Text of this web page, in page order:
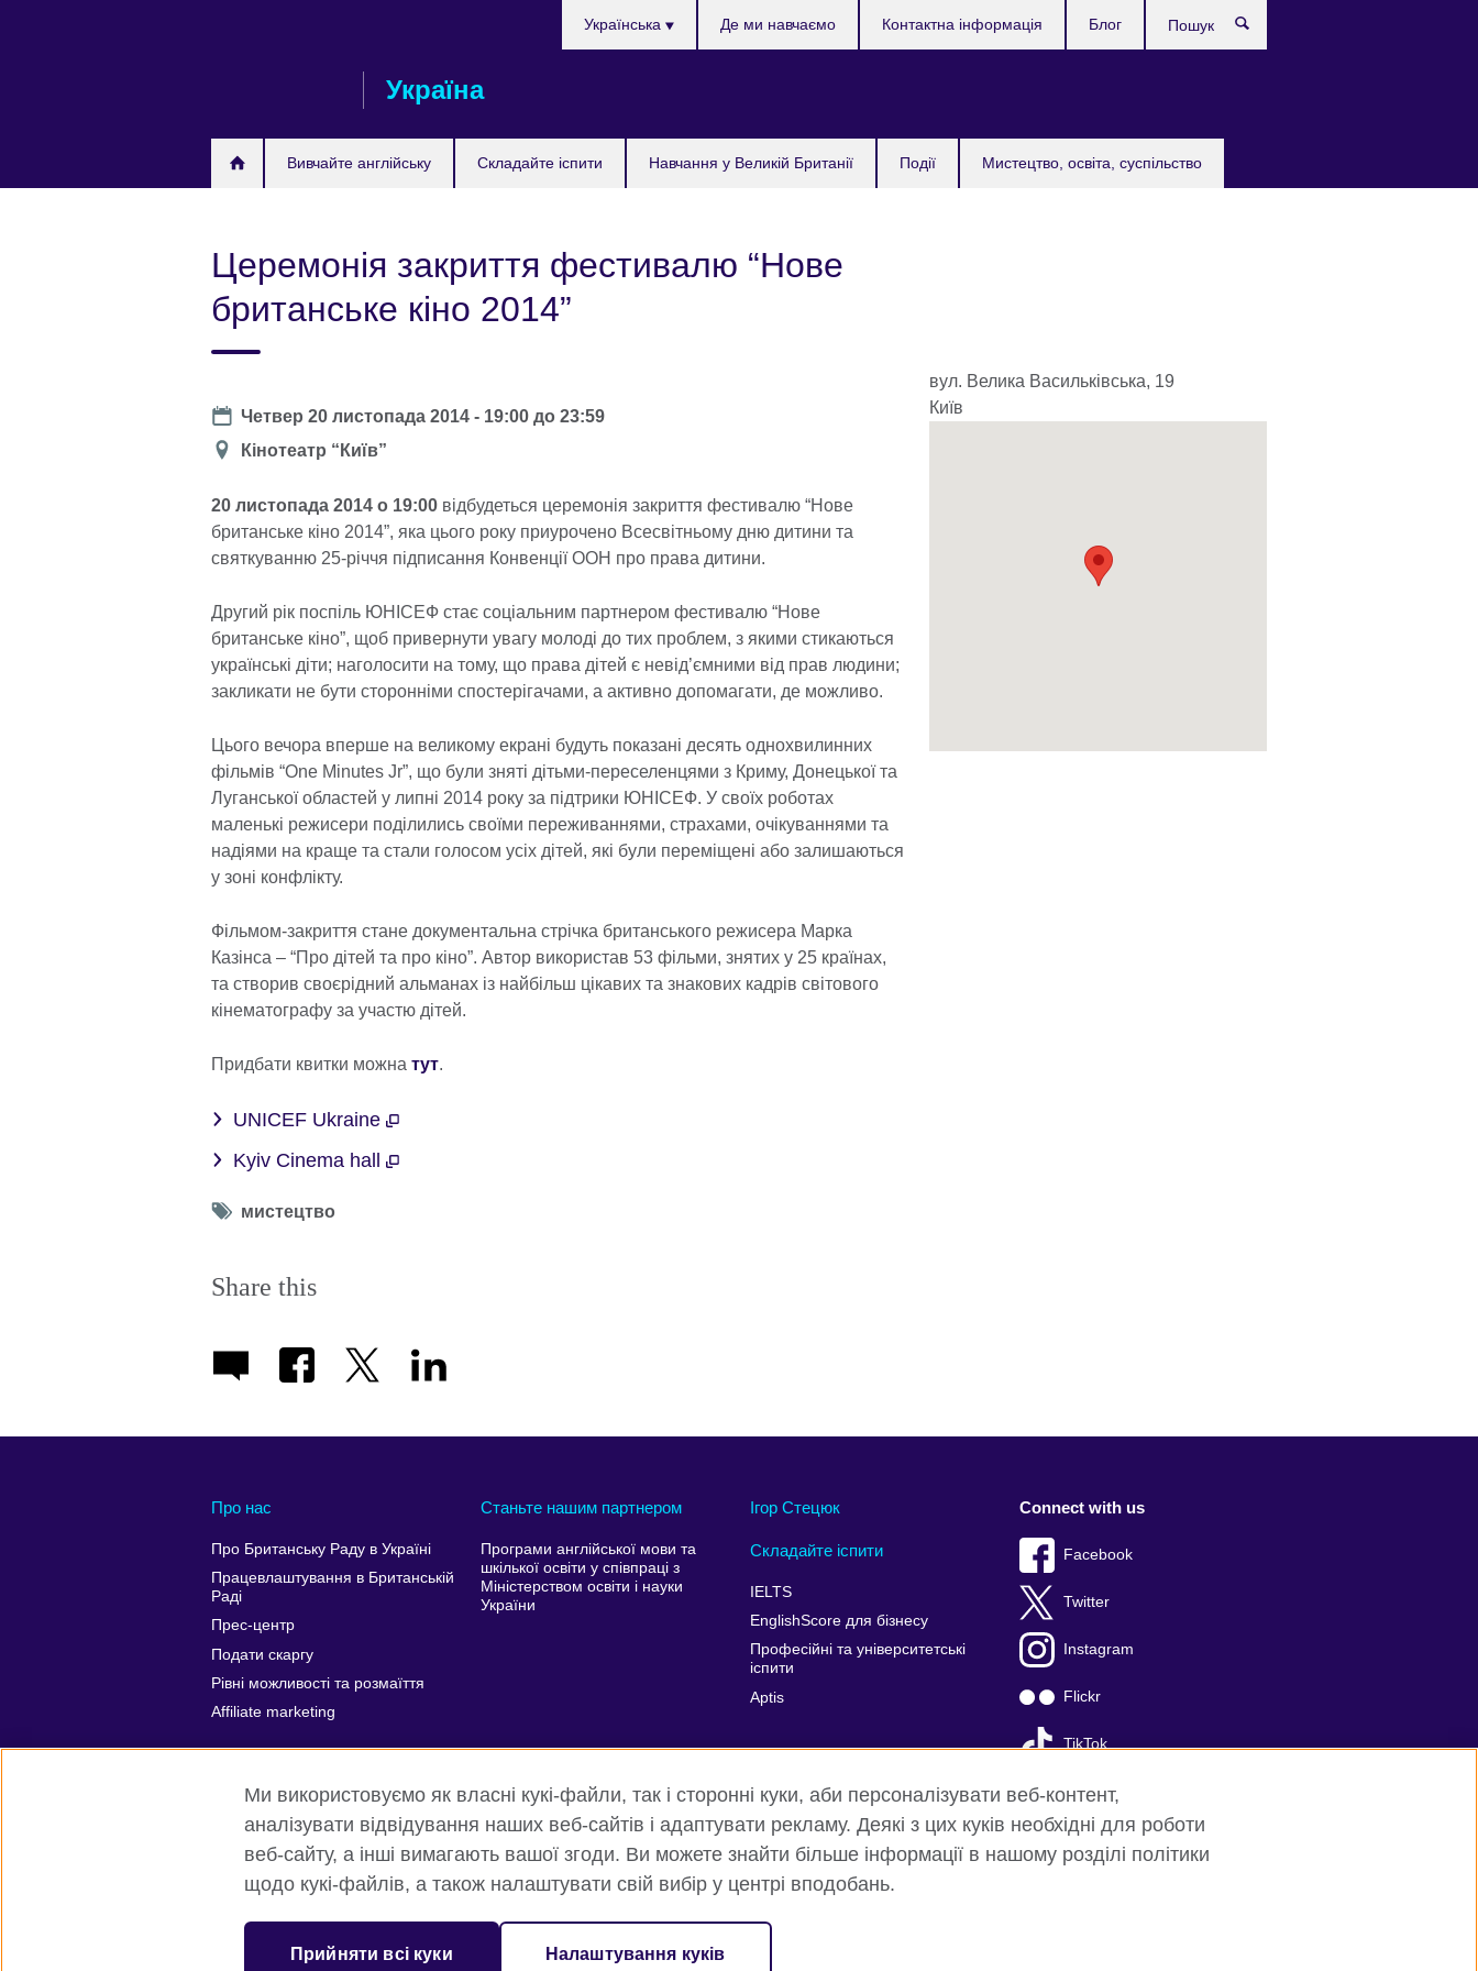
Україна
Вивчайте англійську Складайте іспити Навчання у Великій Британії Події Мистецтво, освіта, суспільство
Українська Де ми навчаємо Контактна інформація Блог
Церемонія закриття фестивалю “Нове
британське кіно 2014”
Date
Четвер 20 листопада 2014 - 19:00 до23:59
Місце
Кінотеатр “Київ”
20 листопада 2014 о 19:00 відбудеться церемонія закриття фестивалю “Нове
британське кіно 2014”, яка цього року приурочено Всесвітньому дню дитини та
святкуванню 25-річчя підписання Конвенції ООН про права дитини.
Другий рік поспіль ЮНІСЕФ стає соціальним партнером фестивалю “Нове
британське кіно”, щоб привернути увагу молоді до тих проблем, з якими стикаються
українські діти; наголосити на тому, що права дітей є невід’ємними від прав людини;
закликати не бути сторонніми спостерігачами, а активно допомагати, де можливо.
Цього вечора вперше на великому екрані будуть показані десять однохвилинних
фільмів “One Minutes Jr”, що були зняті дітьми-переселенцями з Криму, Донецької та
Луганської областей у липні 2014 року за підтрики ЮНІСЕФ. У своїх роботах
маленькі режисери поділились своїми переживаннями, страхами, очікуваннями та
надіями на краще та стали голосом усіх дітей, які були переміщені або залишаються
у зоні конфлікту.
Фільмом-закриття стане документальна стрічка британського режисера Марка
Казінса – “Про дітей та про кіно”. Автор використав 53 фільми, знятих у 25 країнах,
та створив своєрідний альманах із найбільш цікавих та знакових кадрів світового
кінематографу за участю дітей.
Придбати квитки можна тут.
UNICEF Ukraine
Kyiv Cinema hall
Tag
мистецтво
Share this
вул. Велика Васильківська, 19
Київ
Про нас
Про Британську Раду в Україні
Працевлаштування в Британській
Раді
Прес-центр
Подати скаргу
Рівні можливості та розмаїття
Affiliate marketing
Станьте нашим партнером
Програми англійської мови та
шкілької освіти у співпраці з
Міністерством освіти і науки
України
Ігор Стецюк
Складайте іспити
IELTS
EnglishScore для бізнесу
Професійні та університетські
іспити
Aptis
Connect with us
Facebook
Twitter
Instagram
Flickr
TikTok
YouTube
Всесвітня Британська Рада Приватність та умови користування Куки Карта сайту
© 2026 British Council
Ми використовуємо як власні кукі-файли, так і сторонні куки, аби персоналізувати веб-контент,
аналізувати відвідування наших веб-сайтів і адаптувати рекламу. Деякі з цих куків необхідні для роботи
веб-сайту, а інші вимагають вашої згоди. Ви можете знайти більше інформації в нашому розділі політики
щодо кукі-файлів, а також налаштувати свій вибір у центрі вподобань.
Прийняти всі куки Налаштування куків